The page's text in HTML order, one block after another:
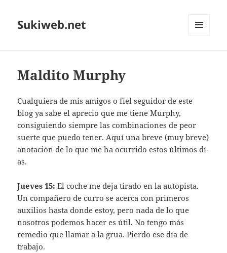
Sukiweb.net
Maldito Murphy
Cualquiera de mis amigos o fiel seguidor de este
blog ya sabe el aprecio que me tiene Murphy,
consiguiendo siempre las combinaciones de peor
suerte que puedo tener. Aquí­ una breve (muy breve)
anotación de lo que me ha ocurrido estos últimos dí­
as.
Jueves 15: El coche me deja tirado en la autopista.
Un compañero de curro se acerca con primeros
auxilios hasta donde estoy, pero nada de lo que
nosotros podemos hacer es útil. No tengo más
remedio que llamar a la grua. Pierdo ese dí­a de
trabajo.